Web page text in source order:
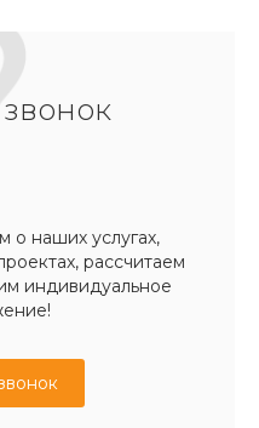
звонок
о наших услугах,
рассчитаем
индивидуальное